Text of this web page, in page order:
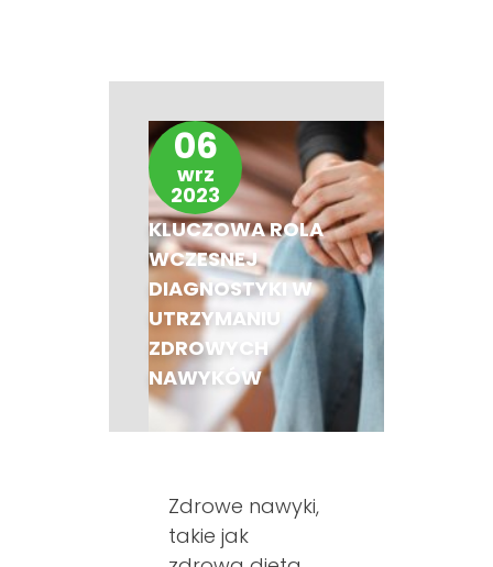
06
wrz
2023
KLUCZOWA ROLA
WCZESNEJ
DIAGNOSTYKI W
UTRZYMANIU
ZDROWYCH
NAWYKÓW
Zdrowe nawyki,
takie jak